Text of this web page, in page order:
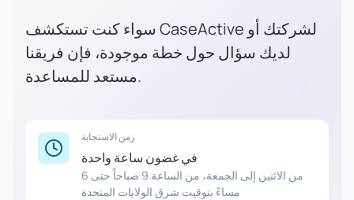
سواء كنت تستكشف CaseActive لشركتك أو
لديك سؤال حول خطة موجودة، فإن فريقنا
مستعد للمساعدة.
زمن الاستجابة
في غضون ساعة واحدة
من الاثنين إلى الجمعة، من الساعة 9 صباحاً حتى 6
مساءً بتوقيت شرق الولايات المتحدة